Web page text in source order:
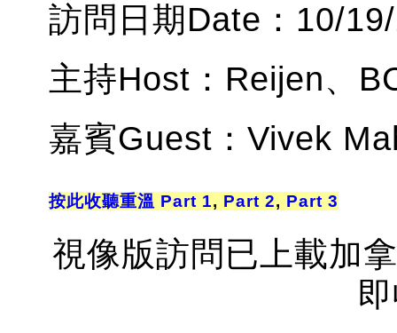
訪問日期Date：10/
主持Host：Reijen、
嘉賓Guest：Vivek
按此收聽重溫 Part 1, Part 2, Part 3
視像版訪問已上載加